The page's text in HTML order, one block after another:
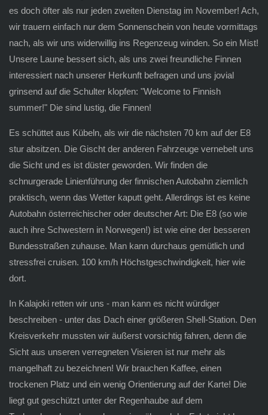
es doch öfter als nur jeden zweiten Dienstag im November! Ach,
wir trauern einfach nur dem Sonnenschein von heute vormittags
nach, als wir uns widerwillig ins Regenzeug winden. So ein Mist!
Unsere Laune bessert sich, als uns zwei freundliche Finnen
interessiert nach unserer Herkunft befragen und uns jovial
grinsend auf die Schulter klopfen: "Welcome to Finnish
summer!" Die sind lustig, die Finnen!
Es schüttet aus Kübeln, als wir die nächsten 70 km auf der E8
stur absitzen. Die Gischt der anderen Fahrzeuge vernebelt uns
die Sicht und es ist düster geworden. Wir finden die
schnurgerade Linienführung der finnischen Autobahn ziemlich
praktisch, wenn das Wetter kaputt geht. Allerdings ist es keine
Autobahn österreichischer oder deutscher Art: Die E8 (so wie
auch ihre Schwestern in Norwegen!) ist wie eine der besseren
Bundesstraßen zuhause. Man kann durchaus gemütlich und
stressfrei cruisen. 100 km/h Höchstgeschwindigkeit, hier wie
dort.
In Kalajoki retten wir uns - man kann es nicht würdiger
beschreiben - unter das Dach einer größeren Shell-Station. Den
Kreisverkehr mussten wir äußerst vorsichtig fahren, denn die
Sicht aus unseren verregneten Visieren ist nur mehr als
mangelhaft zu bezeichnen! Wir brauchen Kaffee, einen
trockenen Platz und ein wenig Orientierung auf der Karte! Die
liegt gut geschützt unter der Regenhaube auf dem